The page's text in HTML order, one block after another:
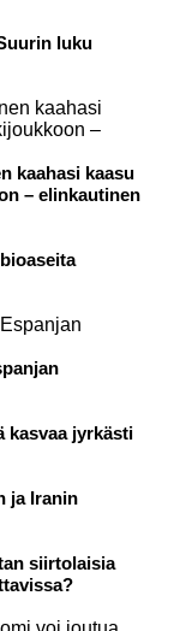
luku
kaahasi kaasu
– elinkautinen
kasvaa jyrkästi
ja Iranin
siirtolaisia